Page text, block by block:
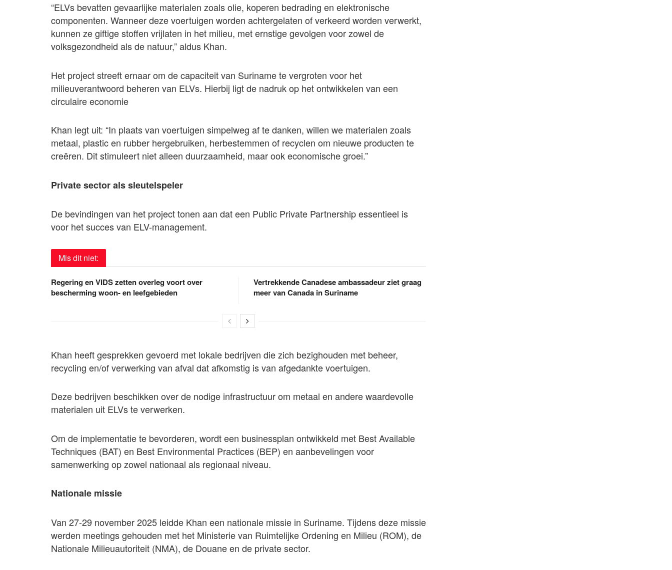
“ELVs bevatten gevaarlijke materialen zoals olie, koperen bedrading en elektronische
componenten. Wanneer deze voertuigen worden achtergelaten of verkeerd worden verwerkt,
kunnen ze giftige stoffen vrijlaten in het milieu, met ernstige gevolgen voor zowel de
volksgezondheid als de natuur,” aldus Khan.
Het project streeft ernaar om de capaciteit van Suriname te vergroten voor het
milieuverantwoord beheren van ELVs. Hierbij ligt de nadruk op het ontwikkelen van een
circulaire economie
Khan legt uit: “In plaats van voertuigen simpelweg af te danken, willen we materialen zoals
metaal, plastic en rubber hergebruiken, herbestemmen of recyclen om nieuwe producten te
creëren. Dit stimuleert niet alleen duurzaamheid, maar ook economische groei.”
Private sector als sleutelspeler
De bevindingen van het project tonen aan dat een Public Private Partnership essentieel is
voor het succes van ELV-management.
Mis dit niet:
Regering en VIDS zetten overleg voort over
bescherming woon- en leefgebieden
Vertrekkende Canadese ambassadeur ziet graag
meer van Canada in Suriname
Khan heeft gesprekken gevoerd met lokale bedrijven die zich bezighouden met beheer,
recycling en/of verwerking van afval dat afkomstig is van afgedankte voertuigen.
Deze bedrijven beschikken over de nodige infrastructuur om metaal en andere waardevolle
materialen uit ELVs te verwerken.
Om de implementatie te bevorderen, wordt een businessplan ontwikkeld met Best Available
Techniques (BAT) en Best Environmental Practices (BEP) en aanbevelingen voor
samenwerking op zowel nationaal als regionaal niveau.
Nationale missie
Van 27-29 november 2025 leidde Khan een nationale missie in Suriname. Tijdens deze missie
werden meetings gehouden met het Ministerie van Ruimtelijke Ordening en Milieu (ROM), de
Nationale Milieuautoriteit (NMA), de Douane en de private sector.